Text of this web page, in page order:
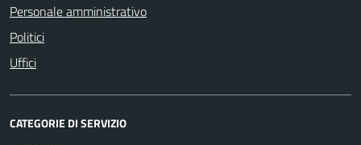
Personale amministrativo
Politici
Uffici
CATEGORIE DI SERVIZIO